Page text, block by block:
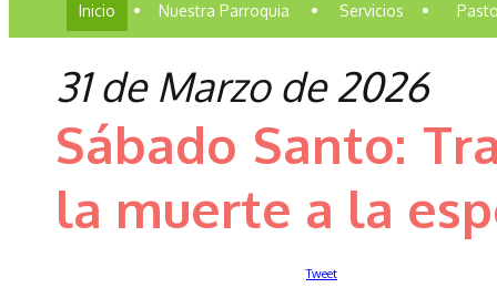
Inicio • Nuestra Parroquia • Servicios •
31 de Marzo de 2026
Sábado Santo:
la muerte a la
Tweet